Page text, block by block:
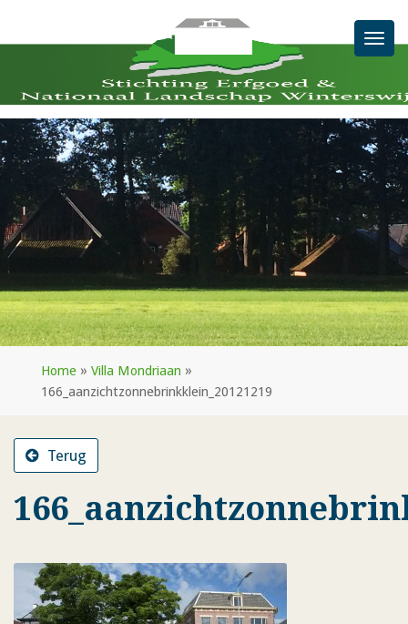
Home » Villa Mondriaan »
166_aanzichtzonnebrinkklein_20121219
Terug